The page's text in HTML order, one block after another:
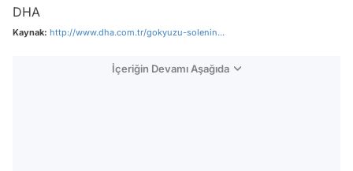
DHA
Kaynak: http://www.dha.com.tr/gokyuzu-solenin...
İçeriğin Devamı Aşağıda